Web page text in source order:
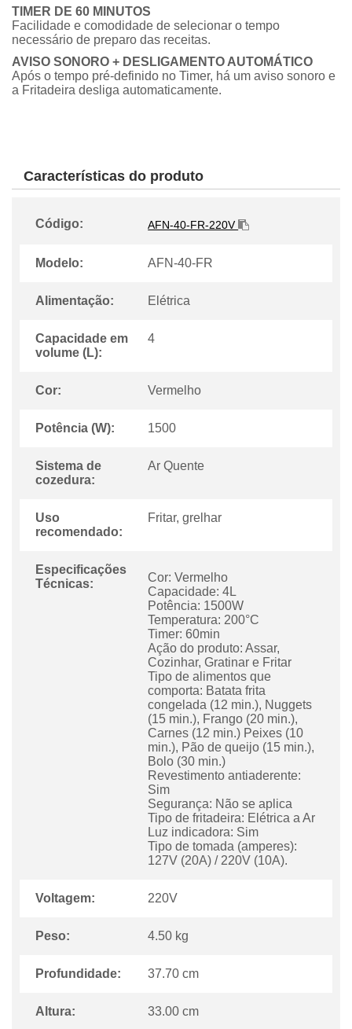
TIMER DE 60 MINUTOS
Facilidade e comodidade de selecionar o tempo
necessário de preparo das receitas.
AVISO SONORO + DESLIGAMENTO AUTOMÁTICO
Após o tempo pré-definido no Timer, há um aviso sonoro e
a Fritadeira desliga automaticamente.
Características do produto
Código: AFN-40-FR-220V
Modelo: AFN-40-FR
Alimentação: Elétrica
Capacidade em
volume (L):
4
Cor: Vermelho
Potência (W): 1500
Sistema de
cozedura:
Ar Quente
Uso
recomendado:
Fritar, grelhar
Especificações
Técnicas:
Cor: Vermelho
Capacidade: 4L
Potência: 1500W
Temperatura: 200°C
Timer: 60min
Ação do produto: Assar,
Cozinhar, Gratinar e Fritar
Tipo de alimentos que
comporta: Batata frita
congelada (12 min.), Nuggets
(15 min.), Frango (20 min.),
Carnes (12 min.) Peixes (10
min.), Pão de queijo (15 min.),
Bolo (30 min.)
Revestimento antiaderente:
Sim
Segurança: Não se aplica
Tipo de fritadeira: Elétrica a Ar
Luz indicadora: Sim
Tipo de tomada (amperes):
127V (20A) / 220V (10A).
Voltagem: 220V
Peso: 4.50 kg
Profundidade: 37.70 cm
Altura: 33.00 cm